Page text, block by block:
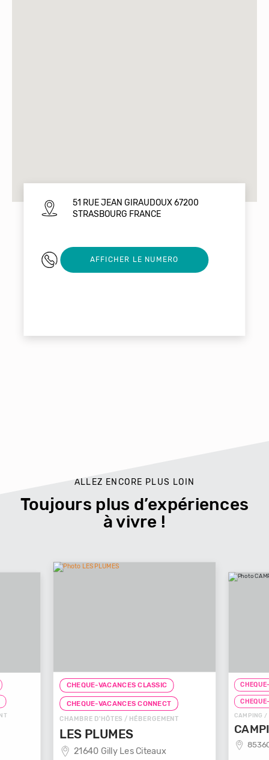
51 RUE JEAN GIRAUDOUX 67200
STRASBOURG FRANCE
0390205562
AFFICHER LE NUMERO
ALLEZ ENCORE PLUS LOIN
Toujours plus d’expériences
à vivre !
CHEQUE-VACANCES CLASSIC
CHEQUE-VACANCES CONNECT
CHAMBRE D'HÔTES / HÉBERGEMENT
LES PLUMES
21640 Gilly Les Citeaux
CAMPING /